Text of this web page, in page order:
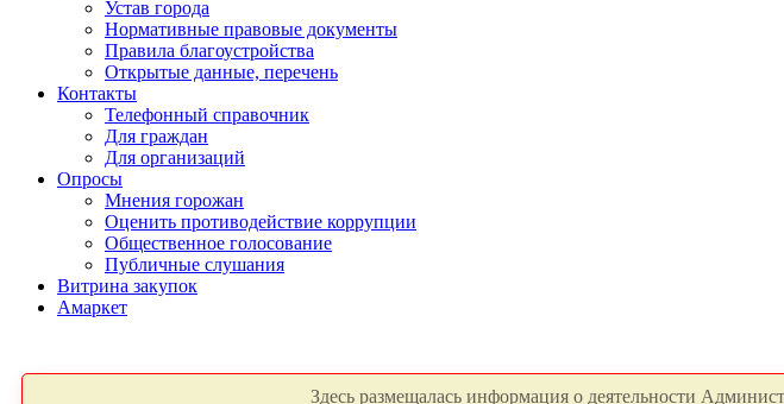
Устав города
Нормативные правовые документы
Правила благоустройства
Открытые данные, перечень
Контакты
Телефонный справочник
Для граждан
Для организаций
Опросы
Мнения горожан
Оценить противодействие коррупции
Общественное голосование
Публичные слушания
Витрина закупок
Амаркет
Здесь размещалась информация о деятельности